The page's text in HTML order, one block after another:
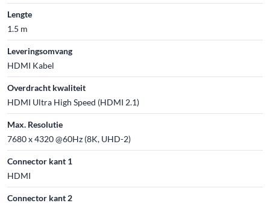
Lengte
1.5 m
Leveringsomvang
HDMI Kabel
Overdracht kwaliteit
HDMI Ultra High Speed (HDMI 2.1)
Max. Resolutie
7680 x 4320 @60Hz (8K, UHD-2)
Connector kant 1
HDMI
Connector kant 2